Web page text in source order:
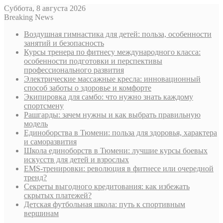
Суббота, 8 августа 2026
Breaking News
Воздушная гимнастика для детей: польза, особенности
занятий и безопасность
Курсы тренера по фитнесу международного класса:
особенности подготовки и перспективы
профессионального развития
Электрические массажные кресла: инновационный
способ заботы о здоровье и комфорте
Экипировка для самбо: что нужно знать каждому
спортсмену
Рашгарды: зачем нужны и как выбрать правильную
модель
Единоборства в Тюмени: польза для здоровья, характера
и саморазвития
Школа единоборств в Тюмени: лучшие курсы боевых
искусств для детей и взрослых
EMS-тренировки: революция в фитнесе или очередной
тренд?
Секреты выгодного кредитования: как избежать
скрытых платежей?
Детская футбольная школа: путь к спортивным
вершинам